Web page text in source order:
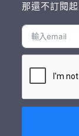
那還不訂閱